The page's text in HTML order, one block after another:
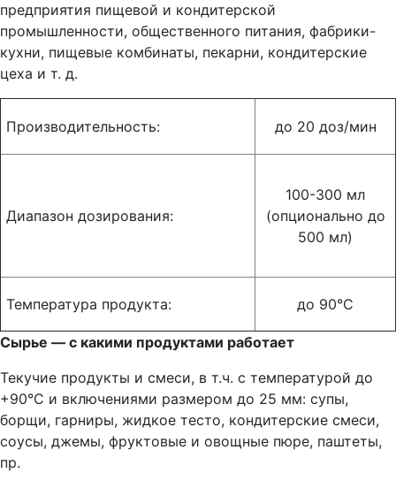
предприятия пищевой и кондитерской
промышленности, общественного питания, фабрики-
кухни, пищевые комбинаты, пекарни, кондитерские
цеха и т. д.
Производительность: до 20 доз/мин
Диапазон дозирования:
100-300 мл
(опционально до
500 мл)
Температура продукта: до 90°С
Сырье — с какими продуктами работает
Текучие продукты и смеси, в т.ч. с температурой до
+90°С и включениями размером до 25 мм: супы,
борщи, гарниры, жидкое тесто, кондитерские смеси,
соусы, джемы, фруктовые и овощные пюре, паштеты,
пр.